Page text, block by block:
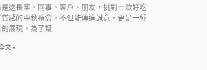
是送長輩、同事、客戶、朋友，挑對一款好吃
質感的中秋禮盒，不但能傳達誠意，更是一種
的展現。為了幫
文 »